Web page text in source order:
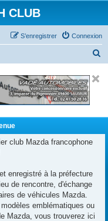
CLUB
Connexion
S’enregistrer
club Mazda francophone
enregistré à la préfecture
de rencontre, d'échange
de véhicules Mazda.
emblématiques ou
Mazda, vous trouverez ici